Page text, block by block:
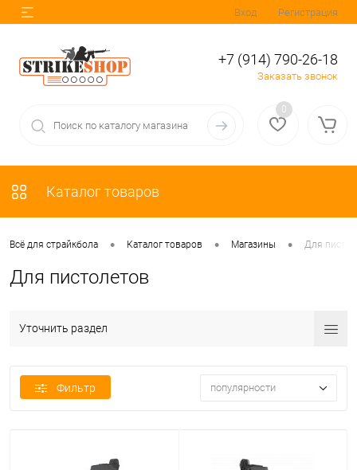
Вход Регистрация
+7 (914) 790-26-18
Заказать звонок
0
Каталог товаров
Всё для страйкбола • Каталог товаров • Магазины • Для
Для пистолетов
Уточнить раздел
Фильтр популярности